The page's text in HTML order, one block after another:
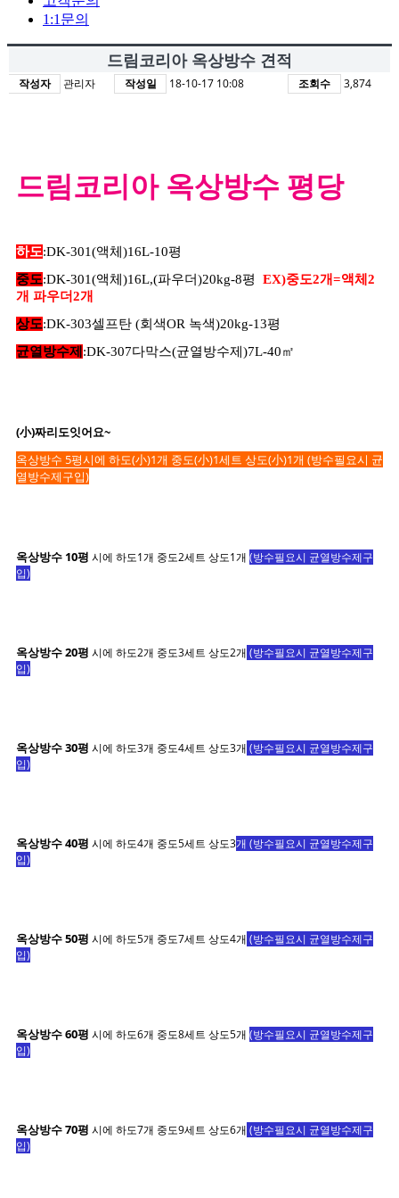
1:1문의
드림코리아 옥상방수 견적
작성자 관리자 작성일 18-10-17 10:08 조회수 3,874
드림코리아 옥상방수 평당
하도:DK-301(액체)16L-10평
중도:DK-301(액체)16L,(파우더)20kg-8평
EX)중도2개=액체2
개 파우더2개
상도:DK-303셀프탄 (회색OR 녹색)20kg-13평
균열방수제 :DK-307다막스(균열방수제)7L-40㎡
(小)짜리도잇어요~
옥상방수 5평시에 하도(小)1개 중도(小)1세트 상도(小)1개 (방수필요시 균
열방수제구입)
옥상방수 10평 시에 하도1개 중도2세트 상도1개 (방수필요시 균열방수제구
입)
옥상방수 20평 시에 하도2개 중도3세트 상도2개 (방수필요시 균열방수제구
입)
옥상방수 30평 시에 하도3개 중도4세트 상도3개 (방수필요시 균열방수제구
입)
옥상방수 40평 시에 하도4개 중도5세트 상도3개 (방수필요시 균열방수제구
입)
옥상방수 50평 시에 하도5개 중도7세트 상도4개 (방수필요시 균열방수제구
입)
옥상방수 60평 시에 하도6개 중도8세트 상도5개 (방수필요시 균열방수제구
입)
옥상방수 70평 시에 하도7개 중도9세트 상도6개 (방수필요시 균열방수제구
입)